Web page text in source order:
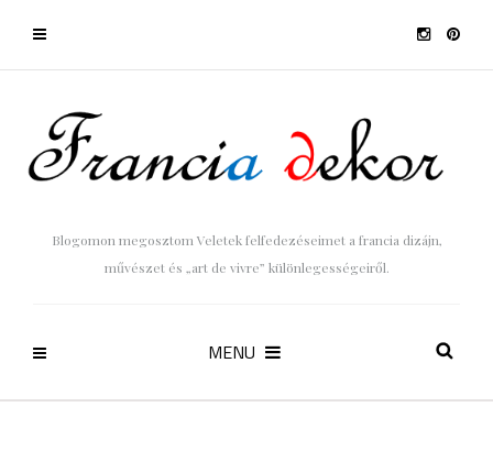
Blogomon megosztom Veletek felfedezéseimet a francia dizájn,
művészet és „art de vivre” különlegességeiről.
MENU